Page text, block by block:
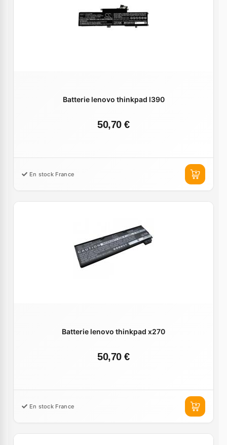
Batterie lenovo thinkpad l390
50,70 €
En stock France
Batterie lenovo thinkpad x270
50,70 €
En stock France